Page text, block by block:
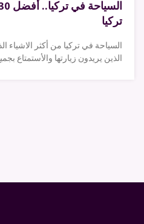
تركيا
السياحة في تركيا من أكثر الاشياء
الذين يريدون زيارتها والأستمتاع